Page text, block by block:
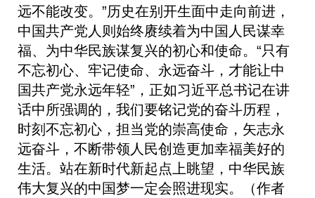
远不能改变。”历史在别开生面中走向前进，
中国共产党人则始终赓续着为中国人民谋幸
福、为中华民族谋复兴的初心和使命。“只有
不忘初心、牢记使命、永远奋斗，才能让中
国共产党永远年轻”，正如习近平总书记在讲
话中所强调的，我们要铭记党的奋斗历程，
时刻不忘初心，担当党的崇高使命，矢志永
远奋斗，不断带领人民创造更加幸福美好的
生活。站在新时代新起点上眺望，中华民族
伟大复兴的中国梦一定会照进现实。（作者